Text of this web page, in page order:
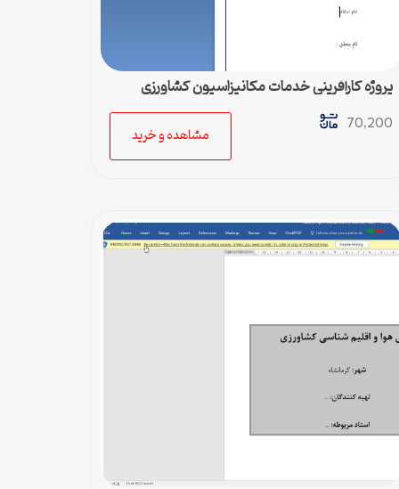
پروژه کارآفرینی خدمات مکانیزاسیون کشاورزی
70,200
مشاهده و خرید